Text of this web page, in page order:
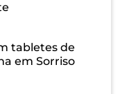
tabletes de
em Sorriso